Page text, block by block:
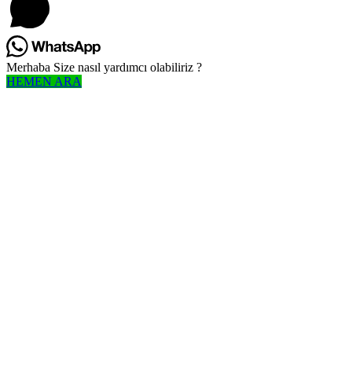
Merhaba Size nasıl yardımcı olabiliriz ?
HEMEN ARA